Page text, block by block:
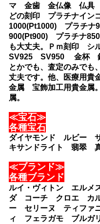
マ 金歯 金仏像 仏具
どの刻印 プラチナイン
1000(Pt1000) プラチナ
900(Pt900) プラチナ
も大丈夫。Ｐｍ刻印
SV925 SV950 金杯 銀
とかでも、査定のみでも
丈夫です。他、医療用
金属 宝飾加工用貴金属
属。
≪宝石≫
各種宝石
ダイヤモンド ルビー
キサンドライト 翡翠
≪ブランド≫
各種ブランド
ルイ・ヴィトン エル
ダ コーチ クロエ カ
ー セリーヌ ティファ
ィ フェラガモ ブルガ